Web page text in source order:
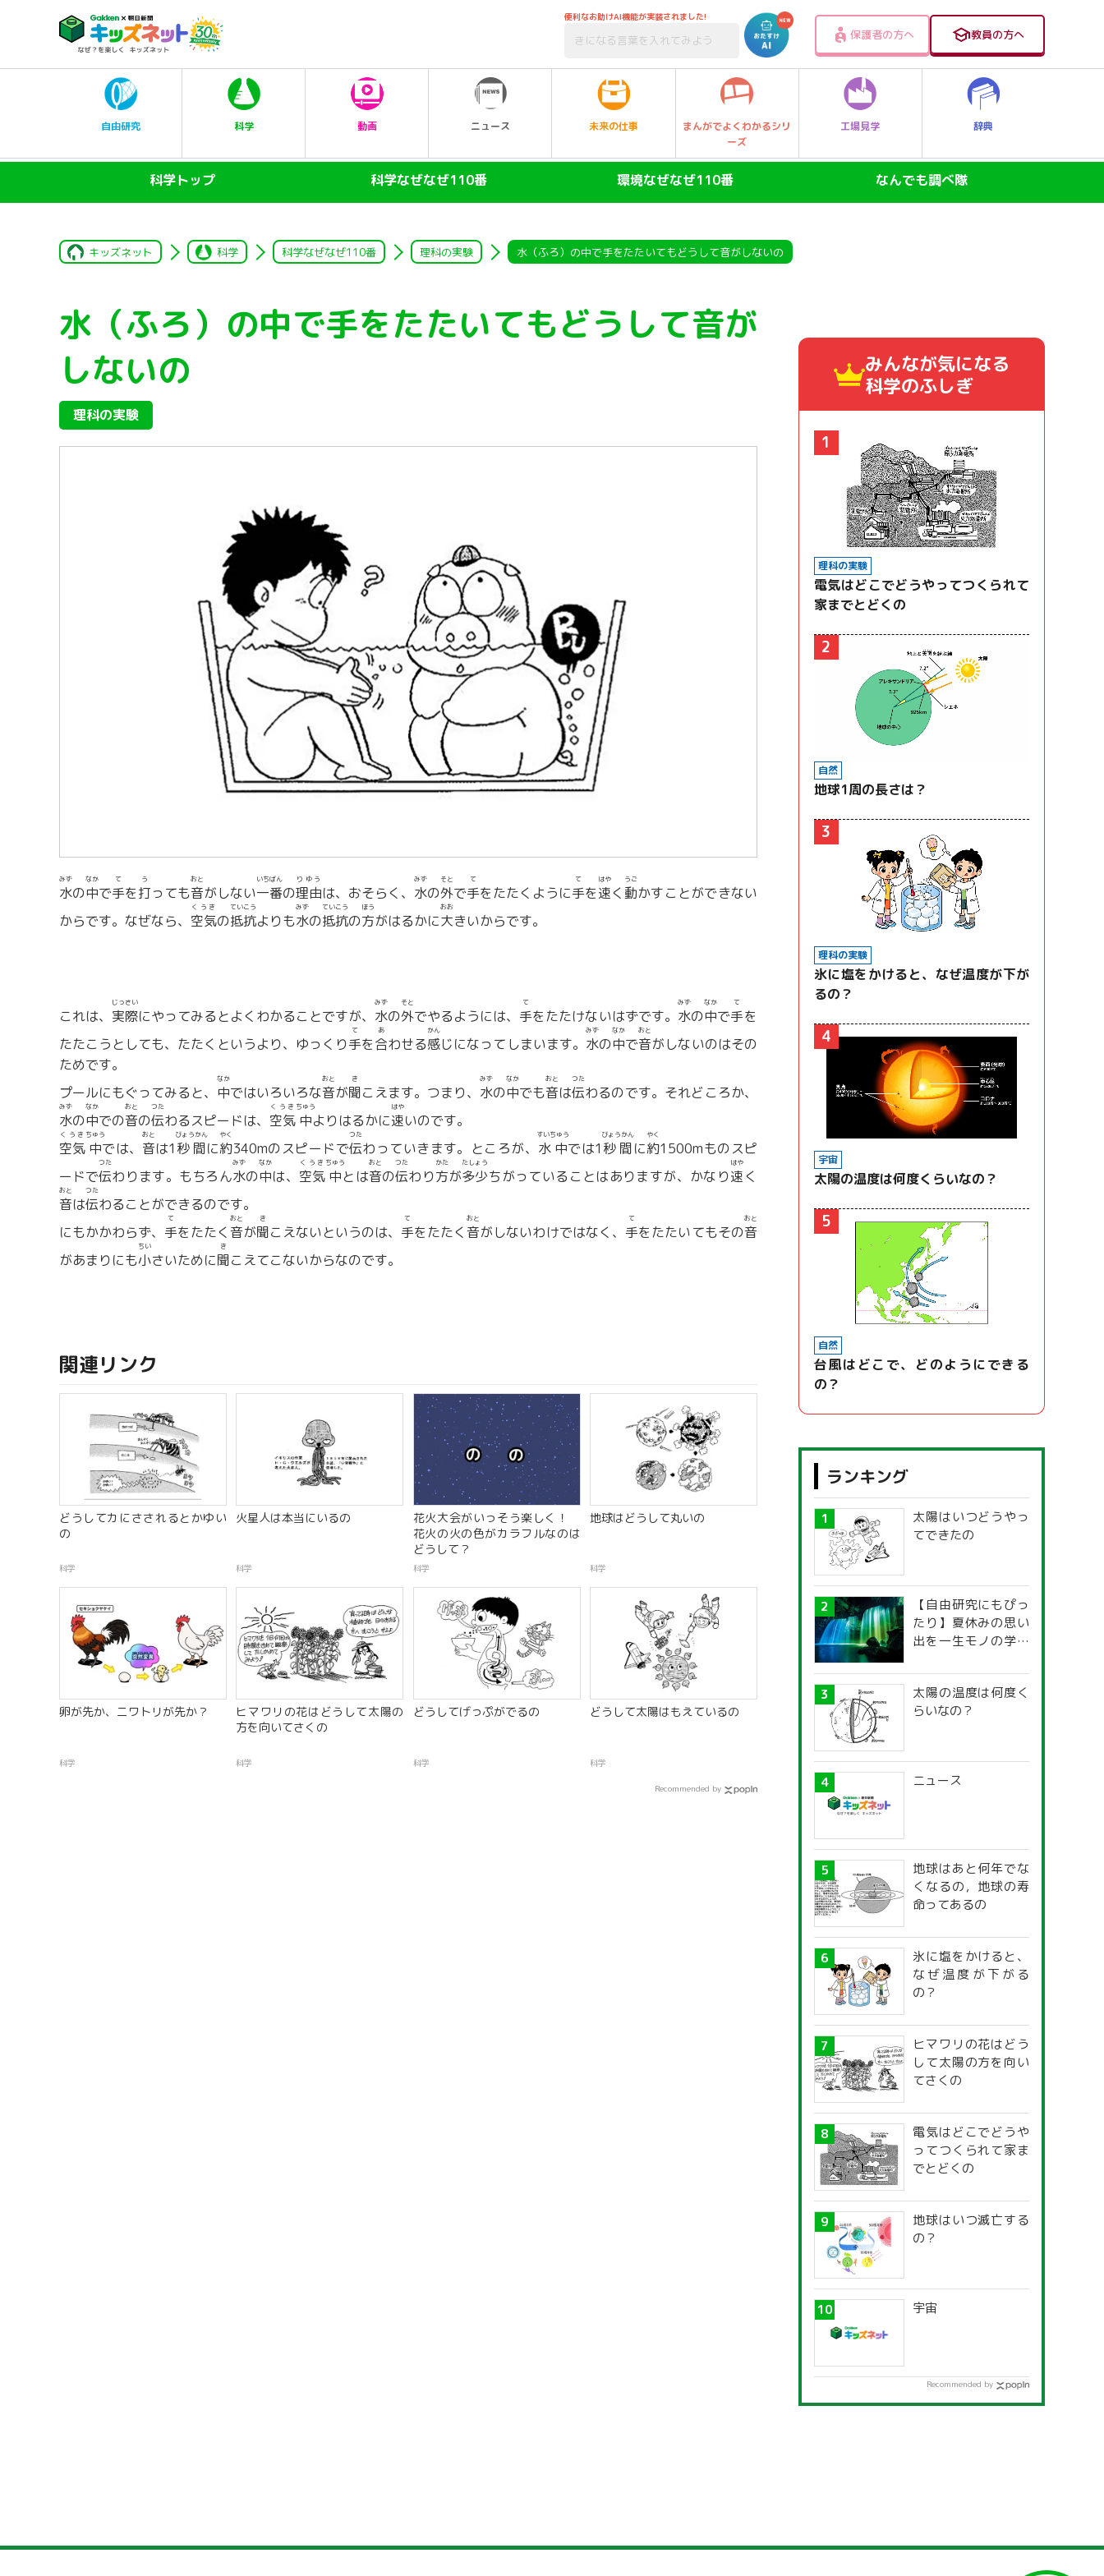
便利なお助けAI機能が実装されました!
保護者の方へ 教員の方へ
自由研究 科学 動画 ニュース 未来の仕事
まんがでよくわかるシリ
ーズ
工場見学 辞典
科学トップ 科学なぜなぜ110番
陸の動物
水の動物
宇宙
環境なぜなぜ110番
自然・生物
ゴミ・リサイクル
なんでも調べ隊
キッズネット 科学 科学なぜなぜ110番 理科の実験 水（ふろ）の中で手をたたいてもどうして音がしないの
水（ふろ）の中で手をたたいてもどうして音が
しないの
理科の実験
水
みず
の中
なか
で手
て
を打
う
っても音
おと
がしない一番
いちばん
の理由
りゆう
は、おそらく、 水
みず
の外
そと
で手
て
をたたくように手
て
を速
はや
く 動
うご
かすことができない
からです。なぜなら、 空気
くうき
の抵抗
ていこう
よりも水
みず
の抵抗
ていこう
の方
ほう
がはるかに大
おお
きいからです。
これは、 実際
じっさい
にやってみるとよくわかることですが、 水
みず
の外
そと
でやるようには、 手
て
をたたけないはずです。 水
みず
の中
なか
で手
て
を
たたこうとしても、たたくというより、ゆっくり手
て
を合
あ
わせる感
かん
じになってしまいます。 水
みず
の中
なか
で音
おと
がしないのはその
ためです。
プールにもぐってみると、 中
なか
ではいろいろな音
おと
が聞
き
こえます。つまり、 水
みず
の中
なか
でも音
おと
は伝
つた
わるのです。それどころか、
水
みず
の中
なか
での音
おと
の伝
つた
わるスピードは、 空気
くうき
中
ちゅう
よりはるかに速
はや
いのです。
空気
くうき
中
ちゅう
では、 音
おと
は1 秒間
びょうかん
に約
やく
340mのスピードで伝
つた
わっていきます。ところが、 水中
すいちゅう
では1 秒間
びょうかん
に約
やく
1500mものスピ
ードで伝
つた
わります。もちろん水
みず
の中
なか
は、 空気
くうき
中
ちゅう
とは音
おと
の伝
つた
わり方
かた
が多少
たしょう
ちがっていることはありますが、かなり速
はや
く
音
おと
は伝
つた
わることができるのです。
にもかかわらず、 手
て
をたたく 音
おと
が聞
き
こえないというのは、 手
て
をたたく 音
おと
がしないわけではなく、 手
て
をたたいてもその音
おと
があまりにも小
ちい
さいために聞
き
こえてこないからなのです。
関連リンク
どうしてカにさされるとかゆい
の
科学
火星人は本当にいるの
科学
花火大会がいっそう楽しく！
花火の火の色がカラフルなのは
どうして？
科学
地球はどうして丸いの
科学
卵が先か、ニワトリが先か？
科学
ヒマワリの花はどうして太陽の
方を向いてさくの
科学
どうしてげっぷがでるの
科学
どうして太陽はもえているの
科学
Recommended by
みんなが気になる
科学のふしぎ
1
理科の実験
電気はどこでどうやってつくられて
家までとどくの
2
自然
地球1周の長さは？
3
理科の実験
氷に塩をかけると、なぜ温度が下が
るの？
4
宇宙
太陽の温度は何度くらいなの？
5
自然
台風はどこで、どのようにできる
の？
ランキング
太陽はいつどうやっ
てできたの
【自由研究にもぴっ
たり】夏休みの思い
出を一生モノの学び
探究ガイド
太陽の温度は何度く
らいなの？
ニュース
地球はあと何年でな
くなるの，地球の寿
命ってあるの
氷に塩をかけると、
なぜ温度が下がる
の？
ヒマワリの花はどう
して太陽の方を向い
てさくの
電気はどこでどうや
ってつくられて家ま
でとどくの
地球はいつ滅亡する
の？
宇宙
Recommended by